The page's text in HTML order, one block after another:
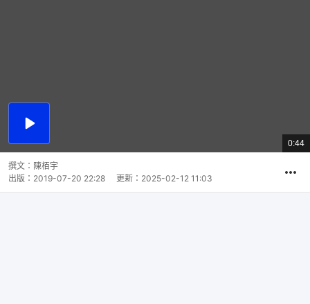
播
總
共
0:44
撰文： 陳栢宇
出版： 2019-07-20 22:28 更新： 2025-02-12 11:03